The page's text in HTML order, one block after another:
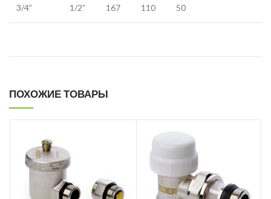
3/4” 1/2” 167 110 50
ПОХОЖИЕ ТОВАРЫ